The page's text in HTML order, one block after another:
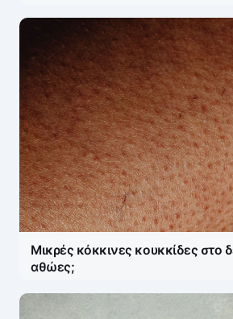
Μικρές κόκκινες κουκκίδες στο
αθώες;